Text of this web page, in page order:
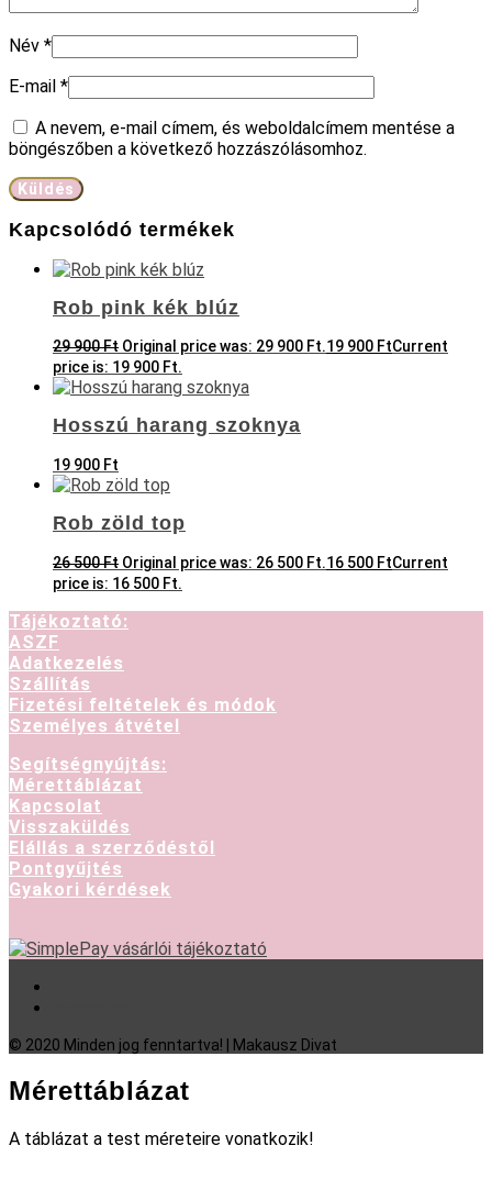
Név *
E-mail *
A nevem, e-mail címem, és weboldalcímem mentése a
böngészőben a következő hozzászólásomhoz.
Kapcsolódó termékek
Rob pink kék blúz
29 900Ft Original price was: 29 900 Ft.19 900 FtCurrent
price is: 19 900 Ft.
Hosszú harang szoknya
19 900 Ft
Rob zöld top
26 500Ft Original price was: 26 500 Ft.16 500 FtCurrent
price is: 16 500 Ft.
Tájékoztató:
ASZF
Adatkezelés
Szállítás
Fizetési feltételek és módok
Személyes átvétel
Segítségnyújtás:
Mérettáblázat
Kapcsolat
Visszaküldés
Elállás a szerződéstől
Pontgyűjtés
Gyakori kérdések
© 2020 Minden jog fenntartva! | Makausz Divat
Mérettáblázat
A táblázat a test méreteire vonatkozik!